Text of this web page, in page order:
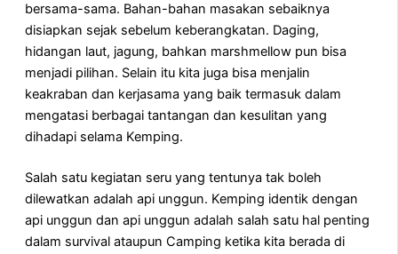
bersama-sama. Bahan-bahan masakan sebaiknya
disiapkan sejak sebelum keberangkatan. Daging,
hidangan laut, jagung, bahkan marshmellow pun bisa
menjadi pilihan. Selain itu kita juga bisa menjalin
keakraban dan kerjasama yang baik termasuk dalam
mengatasi berbagai tantangan dan kesulitan yang
dihadapi selama Kemping.
Salah satu kegiatan seru yang tentunya tak boleh
dilewatkan adalah api unggun. Kemping identik dengan
api unggun dan api unggun adalah salah satu hal penting
dalam survival ataupun Camping ketika kita berada di